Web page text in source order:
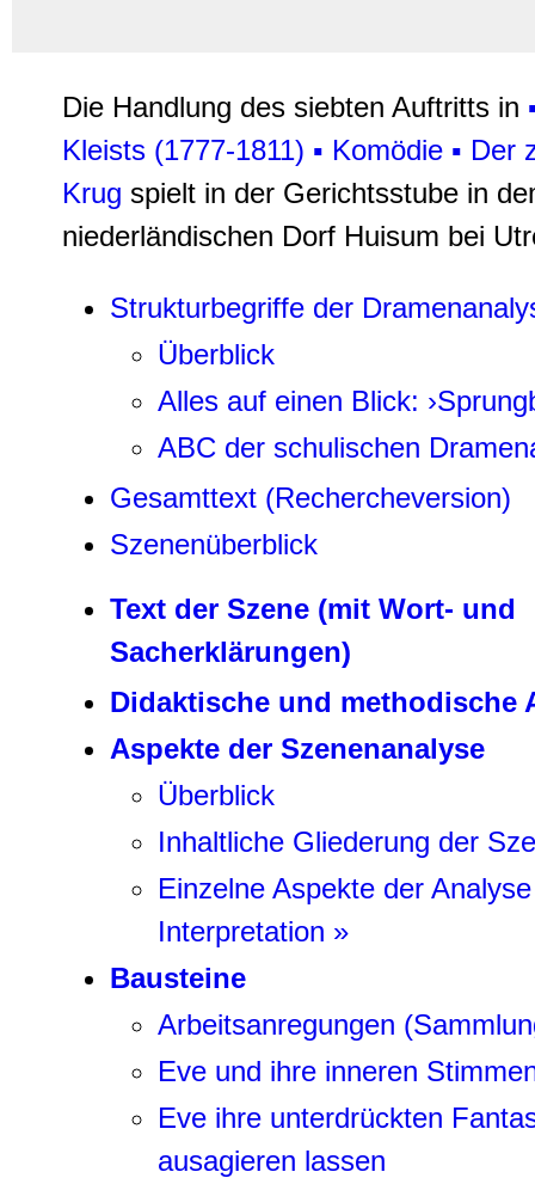
Die Handlung des siebten Auftritts in
Kleists (1777-1811) ▪ Komödie ▪ Der
Krug spielt in der Gerichtsstube in
niederländischen Dorf Huisum bei
Strukturbegriffe der
Überblick
Alles auf einen Blick:
ABC der schulischen
Gesamttext (Rechercheversion)
Szenenüberblick
Text der Szene (mit Wort- und
Sacherklärungen)
Didaktische und methodische
Aspekte der Szenenanalyse
Überblick
Inhaltliche Gliederung der
Einzelne Aspekte der
Interpretation »
Bausteine
Arbeitsanregungen
Eve und ihre inneren
Eve ihre unterdrückten
ausagieren lassen